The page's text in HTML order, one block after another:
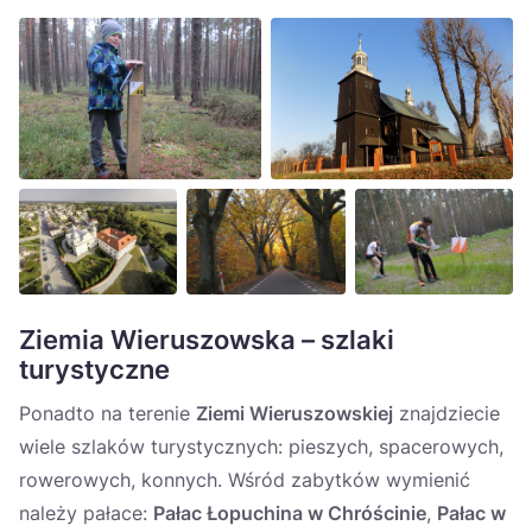
Ziemia Wieruszowska – szlaki
turystyczne
Ponadto na terenie Ziemi Wieruszowskiej znajdziecie
wiele szlaków turystycznych: pieszych, spacerowych,
rowerowych, konnych. Wśród zabytków wymienić
należy pałace: Pałac Łopuchina w Chróścinie, Pałac w